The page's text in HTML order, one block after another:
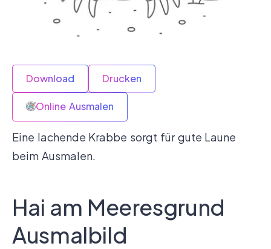
Download Drucken
Online Ausmalen
Eine lachende Krabbe sorgt für gute Laune
beim Ausmalen.
Hai am Meeresgrund
Ausmalbild